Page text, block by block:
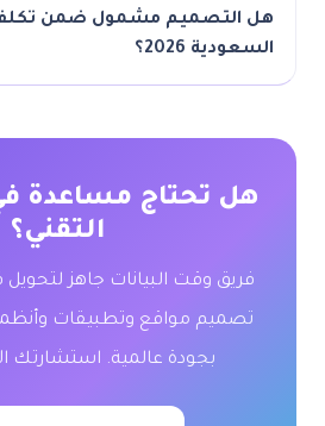
هل التصميم مشمول ضمن
السعودية 2026؟
هل تحتاج مساعدة
التقني؟
فريق وقت البيانات جاهز
تصميم مواقع وتطبيقات
بجودة عالمية. استشارتك